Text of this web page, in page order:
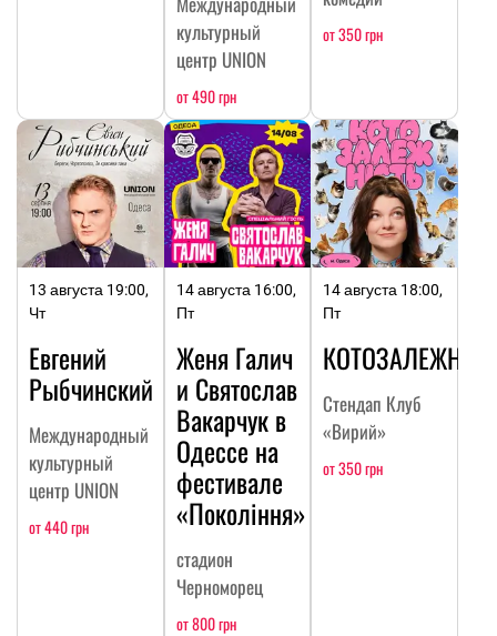
культурный
центр UNION
от 490 грн
от 350 грн
13 августа 19:00,
Чт
Евгений
Рыбчинский
Международный
культурный
центр UNION
от 440 грн
14 августа 16:00,
Пт
Женя Галич
и Святослав
Вакарчук в
Одессе на
фестивале
«Покоління»
стадион
Черноморец
от 800 грн
14 августа 18:00,
Пт
Стендап Клуб
«Вирий»
от 350 грн